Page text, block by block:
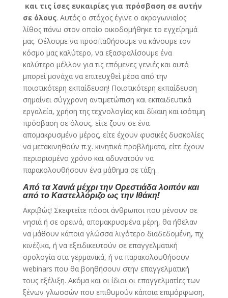
και τις ίσες ευκαιρίες για πρόσβαση σε αυτήν
σε όλους. Αυτός ο στόχος έγινε ο ακρογωνιαίος
λίθος πάνω στον οποίο οικοδομήθηκε το εγχείρημά
μας. Θέλουμε να προσπαθήσουμε να κάνουμε τον
κόσμο μας καλύτερο, να εξασφαλίσουμε ένα
καλύτερο μέλλον για τις επόμενες γενιές και αυτό
μπορεί μονάχα να επιτευχθεί μέσα από την
ποιοτικότερη εκπαίδευση! Ποιοτικότερη εκπαίδευση
σημαίνει σύγχρονη αντιμετώπιση και εκπαιδευτικά
εργαλεία, χρήση της τεχνολογίας και δίκαιη και ισότιμη
πρόσβαση σε όλους, είτε ζουν σε ένα
απομακρυσμένο μέρος, είτε έχουν φυσικές δυσκολίες
να μετακινηθούν π.χ. κινητικά προβλήματα, είτε έχουν
περιορισμένο χρόνο και αδυνατούν να
παρακολουθήσουν ένα μάθημα σε τάξη.
Από τα Χανιά μέχρι την Ορεστιάδα λοιπόν και
από το Καστελλόριζο ως την Ιθάκη!
Ακριβώς! Σκεφτείτε πόσοι άνθρωποι που μένουν σε
νησιά ή σε ορεινά, απομακρυσμένα μέρη, θα ήθελαν
να μάθουν κάποια γλώσσα λιγότερο διαδεδομένη, πχ
κινέζικα, ή να εξειδικευτούν σε επαγγελματική
ορολογία στα γερμανικά, ή να παρακολουθήσουν
webinars που θα βοηθήσουν στην επαγγελματική
τους εξέλιξη. Ακόμα και οι ίδιοι οι επαγγελματίες των
ξένων γλωσσών που επιθυμούν κάποια επιμόρφωση,